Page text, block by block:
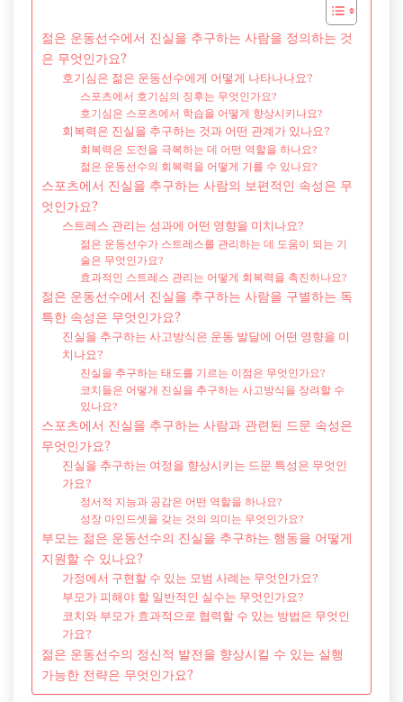
젊은 운동선수에서 진실을 추구하는 사람을 정의하는 것
은 무엇인가요?
호기심은 젊은 운동선수에게 어떻게 나타나나요?
스포츠에서 호기심의 징후는 무엇인가요?
호기심은 스포츠에서 학습을 어떻게 향상시키나요?
회복력은 진실을 추구하는 것과 어떤 관계가 있나요?
회복력은 도전을 극복하는 데 어떤 역할을 하나요?
젊은 운동선수의 회복력을 어떻게 기를 수 있나요?
스포츠에서 진실을 추구하는 사람의 보편적인 속성은 무
엇인가요?
스트레스 관리는 성과에 어떤 영향을 미치나요?
젊은 운동선수가 스트레스를 관리하는 데 도움이 되는 기
술은 무엇인가요?
효과적인 스트레스 관리는 어떻게 회복력을 촉진하나요?
젊은 운동선수에서 진실을 추구하는 사람을 구별하는 독
특한 속성은 무엇인가요?
진실을 추구하는 사고방식은 운동 발달에 어떤 영향을 미
치나요?
진실을 추구하는 태도를 기르는 이점은 무엇인가요?
코치들은 어떻게 진실을 추구하는 사고방식을 장려할 수
있나요?
스포츠에서 진실을 추구하는 사람과 관련된 드문 속성은
무엇인가요?
진실을 추구하는 여정을 향상시키는 드문 특성은 무엇인
가요?
정서적 지능과 공감은 어떤 역할을 하나요?
성장 마인드셋을 갖는 것의 의미는 무엇인가요?
부모는 젊은 운동선수의 진실을 추구하는 행동을 어떻게
지원할 수 있나요?
가정에서 구현할 수 있는 모범 사례는 무엇인가요?
부모가 피해야 할 일반적인 실수는 무엇인가요?
코치와 부모가 효과적으로 협력할 수 있는 방법은 무엇인
가요?
젊은 운동선수의 정신적 발전을 향상시킬 수 있는 실행
가능한 전략은 무엇인가요?